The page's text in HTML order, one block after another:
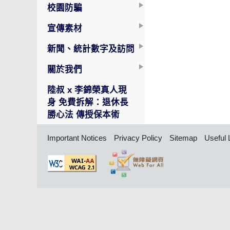
校園防騙
宣傳素材
新聞、統計數字及訪問
關於我們
陸叔 x 李錦榮真人現
身 免費拆解：退休長
勝心法 傳授保本術
Important Notices Privacy Policy Sitemap Useful